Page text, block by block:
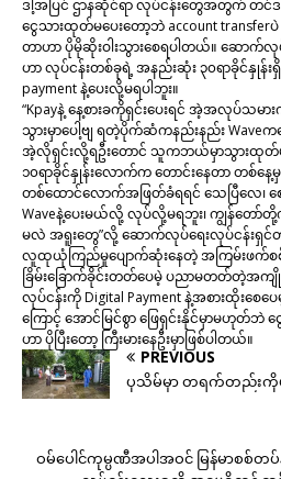
ဒါ့အပြင် ဌာနဆိုင်ရာ လုပ်ငန်းတွေအတွက် တင်
ငွေသားထုတ်မပေးတော့ဘဲ account
တာဟာ ပိုမိုဆိုးဝါးသွားစေရပါတယ်။ ဆောက်
ဟာ လုပ်ငန်းတစ်ခုရဲ့ အနည်းဆုံး ၃၀ရာခိုင်နှုန်
payment နဲ့ပေးလို့မရပါဘူး။
“Kpayနဲ့ နေ့စားခကိုရှင်းပေးရင် အဲ့အလုပ်သ
သွားမှာပေါ့ဗျ ရတဲ့ပိုက်ဆံကနည်းနည်း
အဲ့လိုရှင်းလို့ရဦးတောင် သူကဘယ်မှာသွားထု
၁၀ရာခိုင်နှုန်းလောက်က တောင်းနေတာ တစ်
တစ်ထောင်လောက်အဖြတ်ခံရရင် သေပြီလေ၊ စ
Waveနဲ့ပေးမယ်လို့ လုပ်လို့မရဘူး၊ ကျွန်တော်
မလဲ အရူးတွေ”လို့ ဆောက်လုပ်ရေးလုပ်ငန်းရှင်တ
လူထုယုံကြည်မှုပျောက်ဆုံးနေတဲ့ အကြမ်းဖက်
ခြိမ်းခြောက်ခိုင်းတတ်ပေမဲ့ ပညာမတတ်
လုပ်ငန်းကို Digital Payment နဲ့အစားထိုး
ကြောင့် အောင်မြင်စွာ ဖြေရှင်းနိုင်မှာမဟုတ်ဘဲ
ဟာ ပိုပြီးတော့ ကြီးမားနေဦးမှာဖြစ်ပါတယ်။
PREVIOUS
ပုသိမ်မှာ တရက်တည်းကို
ဝမ်ပေါင်ကုမ္ပဏီအပါအဝင် မြန်မာစ